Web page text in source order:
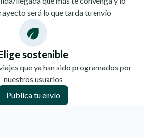
será lo que tarda tu envío
sostenible
que ya han sido programados por
nuestros usuarios
Publica tu envío